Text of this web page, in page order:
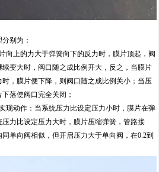
别为：
向上的力大于弹簧向下的反力时，膜片顶起，阀
变大时，阀口随之成比例开大，反之，当膜片
，膜片便下降，则阀口随之成比例关小；当压
落使阀口完全关闭；
现动作：当系统压力比设定压力小时，膜片在弹
力比设定压力大时，膜片压缩弹簧，管路接
单向阀相似，但开启压力大于单向阀，在0.2到